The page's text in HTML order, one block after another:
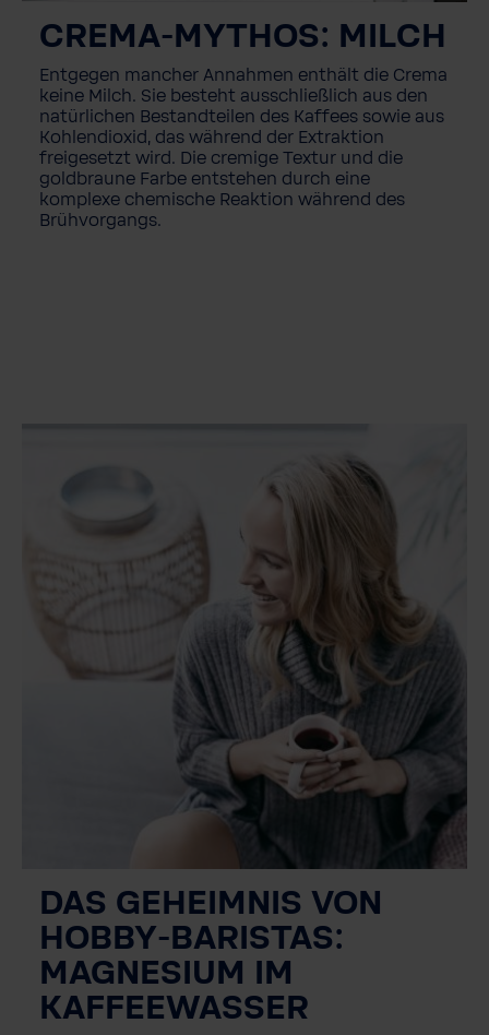
CREMA-MYTHOS: MILCH
Entgegen mancher Annahmen enthält die Crema
keine Milch. Sie besteht ausschließlich aus den
natürlichen Bestandteilen des Kaffees sowie aus
Kohlendioxid, das während der Extraktion
freigesetzt wird. Die cremige Textur und die
goldbraune Farbe entstehen durch eine
komplexe chemische Reaktion während des
Brühvorgangs.
DAS GEHEIMNIS VON
HOBBY-BARISTAS:
MAGNESIUM IM
KAFFEEWASSER